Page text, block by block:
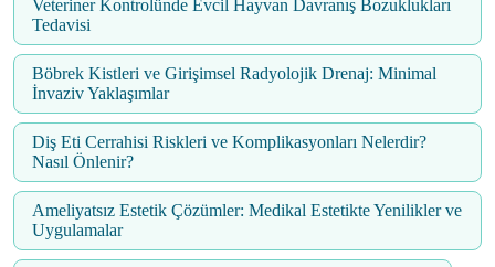
Veteriner Kontrolünde Evcil Hayvan Davranış Bozuklukları
Tedavisi
Böbrek Kistleri ve Girişimsel Radyolojik Drenaj: Minimal
İnvaziv Yaklaşımlar
Diş Eti Cerrahisi Riskleri ve Komplikasyonları Nelerdir?
Nasıl Önlenir?
Ameliyatsız Estetik Çözümler: Medikal Estetikte Yenilikler ve
Uygulamalar